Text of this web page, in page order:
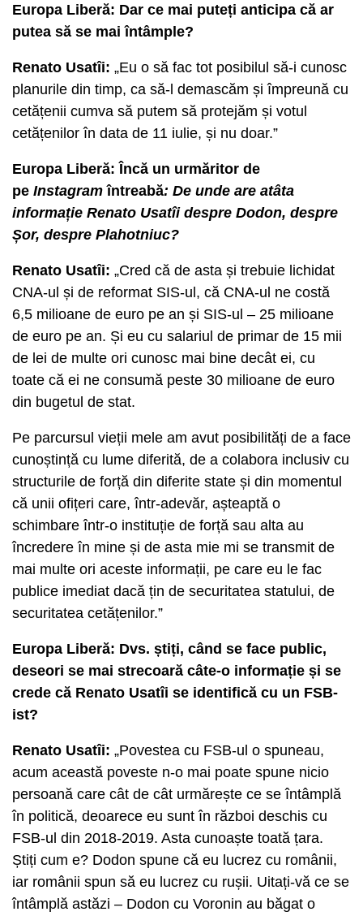
Europa Liberă: Dar ce mai puteți anticipa că ar
putea să se mai întâmple?
Renato Usatîi: „Eu o să fac tot posibilul să-i cunosc
planurile din timp, ca să-l demascăm și împreună cu
cetățenii cumva să putem să protejăm și votul
cetățenilor în data de 11 iulie, și nu doar.”
Europa Liberă: Încă un urmăritor de
pe Instagram întreabă: De unde are atâta
informație Renato Usatîi despre Dodon, despre
Șor, despre Plahotniuc?
Renato Usatîi: „Cred că de asta și trebuie lichidat
CNA-ul și de reformat SIS-ul, că CNA-ul ne costă
6,5 milioane de euro pe an și SIS-ul – 25 milioane
de euro pe an. Și eu cu salariul de primar de 15 mii
de lei de multe ori cunosc mai bine decât ei, cu
toate că ei ne consumă peste 30 milioane de euro
din bugetul de stat.
Pe parcursul vieții mele am avut posibilități de a face
cunoștință cu lume diferită, de a colabora inclusiv cu
structurile de forță din diferite state și din momentul
că unii ofițeri care, într-adevăr, așteaptă o
schimbare într-o instituție de forță sau alta au
încredere în mine și de asta mie mi se transmit de
mai multe ori aceste informații, pe care eu le fac
publice imediat dacă țin de securitatea statului, de
securitatea cetățenilor.”
Europa Liberă: Dvs. știți, când se face public,
deseori se mai strecoară câte-o informație și se
crede că Renato Usatîi se identifică cu un FSB-
ist?
Renato Usatîi: „Povestea cu FSB-ul o spuneau,
acum această poveste n-o mai poate spune nicio
persoană care cât de cât urmărește ce se întâmplă
în politică, deoarece eu sunt în război deschis cu
FSB-ul din 2018-2019. Asta cunoaște toată țara.
Știți cum e? Dodon spune că eu lucrez cu românii,
iar românii spun să eu lucrez cu rușii. Uitați-vă ce se
întâmplă astăzi – Dodon cu Voronin au băgat o